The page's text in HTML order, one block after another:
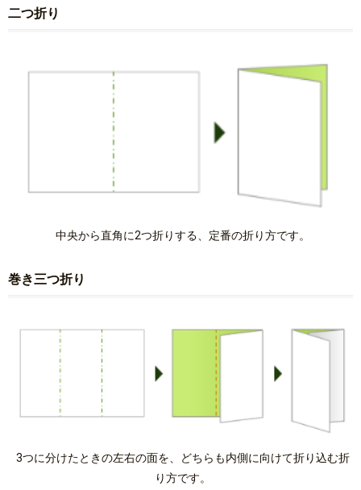
二つ折り
中央から直角に2つ折りする、定番の折り方です。
巻き三つ折り
3つに分けたときの左右の面を、どちらも内側に向けて折り込む折
り方です。